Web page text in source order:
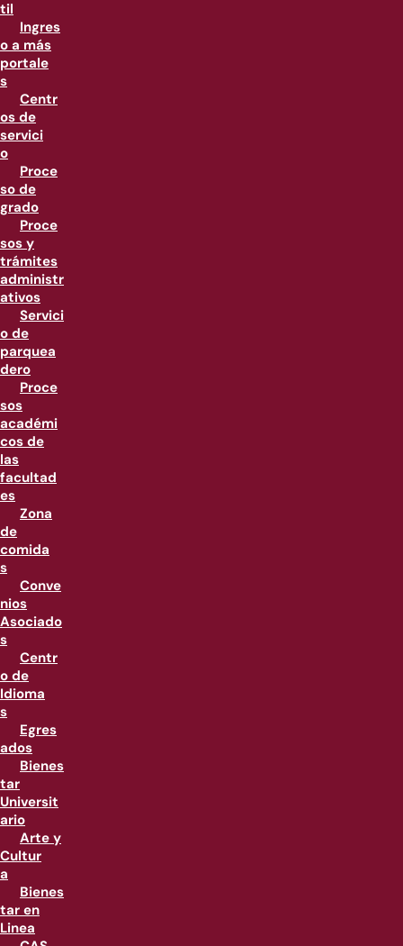
til
Ingres
o a más
portale
s
Centr
os de
servici
o
Proce
so de
grado
Proce
sos y
trámites
administr
ativos
Servici
o de
parquea
dero
Proce
sos
académi
cos de
las
facultad
es
Zona
de
comida
s
Conve
nios
Asociado
s
Centr
o de
Idioma
s
Egres
ados
Bienes
tar
Universit
ario
Arte y
Cultur
a
Bienes
tar en
Linea